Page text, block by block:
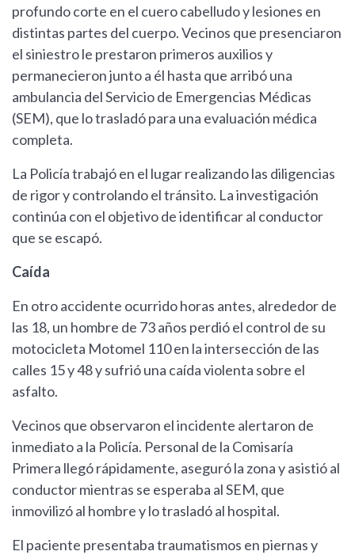
profundo corte en el cuero cabelludo y lesiones en
distintas partes del cuerpo. Vecinos que presenciaron
el siniestro le prestaron primeros auxilios y
permanecieron junto a él hasta que arribó una
ambulancia del Servicio de Emergencias Médicas
(SEM), que lo trasladó para una evaluación médica
completa.
La Policía trabajó en el lugar realizando las diligencias
de rigor y controlando el tránsito. La investigación
continúa con el objetivo de identificar al conductor
que se escapó.
Caída
En otro accidente ocurrido horas antes, alrededor de
las 18, un hombre de 73 años perdió el control de su
motocicleta Motomel 110 en la intersección de las
calles 15 y 48 y sufrió una caída violenta sobre el
asfalto.
Vecinos que observaron el incidente alertaron de
inmediato a la Policía. Personal de la Comisaría
Primera llegó rápidamente, aseguró la zona y asistió al
conductor mientras se esperaba al SEM, que
inmovilizó al hombre y lo trasladó al hospital.
El paciente presentaba traumatismos en piernas y